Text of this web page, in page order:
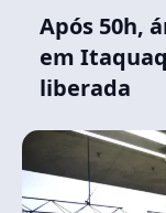
Após 50h,
em
liberada